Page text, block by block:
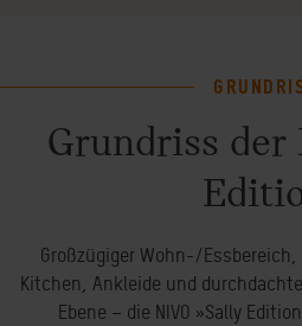
Grundriss der
Großzügiger Wohn-/
Kitchen, Ankleide und
Ebene – die NIVO »Sally